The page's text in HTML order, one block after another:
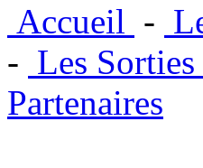
Accueil -
- Les Sorties
Partenaires